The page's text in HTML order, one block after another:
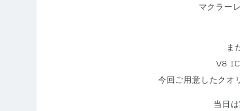
マクラー
ま
V8
今回ご用意したクオ
当日